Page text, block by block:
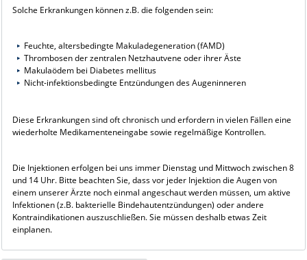
Solche Erkrankungen können z.B. die folgenden sein:
Feuchte, altersbedingte Makuladegeneration (fAMD)
Thrombosen der zentralen Netzhautvene oder ihrer Äste
Makulaödem bei Diabetes mellitus
Nicht-infektionsbedingte Entzündungen des Augeninneren
Diese Erkrankungen sind oft chronisch und erfordern in vielen Fällen eine
wiederholte Medikamenteneingabe sowie regelmäßige Kontrollen.
Die Injektionen erfolgen bei uns immer Dienstag und Mittwoch zwischen 8
und 14 Uhr. Bitte beachten Sie, dass vor jeder Injektion die Augen von
einem unserer Ärzte noch einmal angeschaut werden müssen, um aktive
Infektionen (z.B. bakterielle Bindehautentzündungen) oder andere
Kontraindikationen auszuschließen. Sie müssen deshalb etwas Zeit
einplanen.